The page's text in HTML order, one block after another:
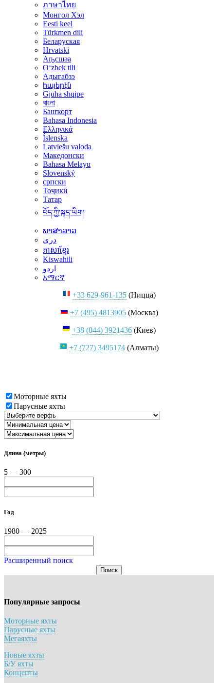
ภาษาไทย
Монгол Хэл
Eesti keel
Türkmen dili
Беларуская
Hrvatski
Аҧсшәа
Oʻzbek tili
Адыгабзэ
հայերէն
Gjuha shqipe
বাংলা
Башҡорт
Bahasa Indonesia
Ελληνικά
Íslenska
Latviešu valoda
Македонски
Bahasa Melayu
Slovenský
српски
Тоҷикӣ
Татар
བོད་ཀྱི་སྐད་ཡིག།
ພາສາລາວ
دری
ភាសាខ្មែរ
Kiswahili
اردو
አማርኛ
+33 629-961-135(Ницца)
+7 (495) 4813905(Москва)
+38 (044) 3921436 (Киев)
+7 (727) 3495174 (Алматы)
Моторные яхты
Парусные яхты
Длина (метры)
5 — 300
Год
1980 — 2025
Расширенный поиск
Поиск
Популярные запросы
Моторные яхты
Парусные яхты
Мегаяхты
Новые яхты
Б/У яхты
Концепты